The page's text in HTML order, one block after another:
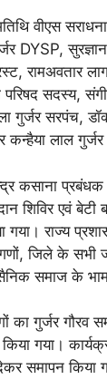
वीएस
DYSP,
रामअवतार
परिषद सदस्य,
गुर्जर सरपंच,
कन्हैया लाल
कसाना प्रबंधक
शिविर एवं
गया। राज्य
जिले के सभी
समाज के
का गुर्जर गौरव
गया।
समापन किया